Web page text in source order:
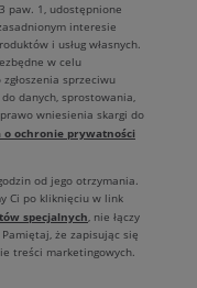
paw. 1, udostępnione
interesie
i usług własnych.
w celu
sprzeciwu
danych, sprostowania,
wniesienia skargi do
o ochronie prywatności
od jego otrzymania.
Ci po kliknięciu w link
specjalnych, nie łączy
że zapisując się
treści marketingowych.